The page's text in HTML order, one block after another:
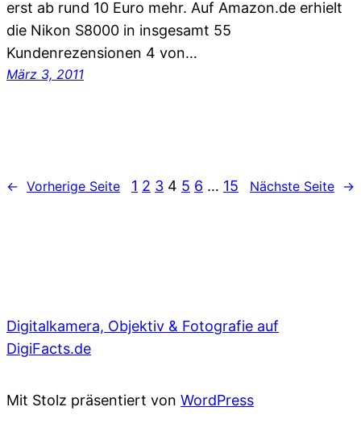
erst ab rund 10 Euro mehr. Auf Amazon.de erhielt
die Nikon S8000 in insgesamt 55
Kundenrezensionen 4 von…
März 3, 2011
← Vorherige Seite 1 2 3 4 5 6 … 15 Nächste Seite →
Digitalkamera, Objektiv & Fotografie auf
DigiFacts.de
Mit Stolz präsentiert von WordPress